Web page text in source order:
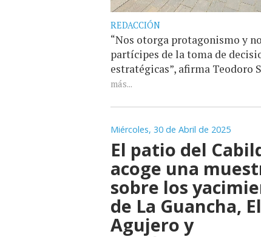
REDACCIÓN
“Nos otorga protagonismo y
partícipes de la toma de
estratégicas”, afirma Teodoro
más...
Miércoles, 30 de Abril de 2025
El patio del
acoge una
sobre los
de La Guancha, El
Agujero y